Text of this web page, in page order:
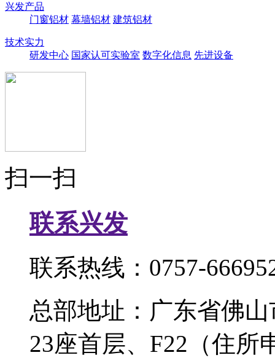
兴发产品
门窗铝材 幕墙铝材 建筑铝材
技术实力
研发中心 国家认可实验室 数字化信息 先进设备
扫一扫
联系兴发
联系热线：0757-
总部地址：广东省佛
23座首层、F22（住所